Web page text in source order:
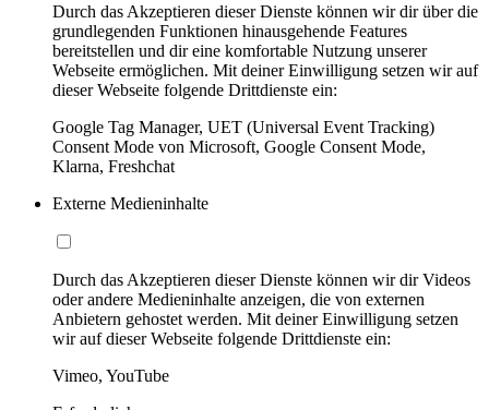
Durch das Akzeptieren dieser Dienste können wir dir über die
grundlegenden Funktionen hinausgehende Features
bereitstellen und dir eine komfortable Nutzung unserer
Webseite ermöglichen. Mit deiner Einwilligung setzen wir auf
dieser Webseite folgende Drittdienste ein:
Google Tag Manager, UET (Universal Event Tracking)
Consent Mode von Microsoft, Google Consent Mode,
Klarna, Freshchat
Externe Medieninhalte
Durch das Akzeptieren dieser Dienste können wir dir Videos
oder andere Medieninhalte anzeigen, die von externen
Anbietern gehostet werden. Mit deiner Einwilligung setzen
wir auf dieser Webseite folgende Drittdienste ein:
Vimeo, YouTube